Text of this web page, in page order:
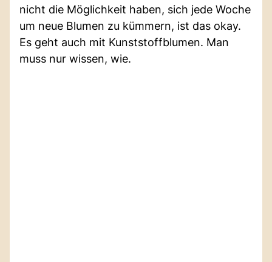
nicht die Möglichkeit haben, sich jede Woche
um neue Blumen zu kümmern, ist das okay.
Es geht auch mit Kunststoffblumen. Man
muss nur wissen, wie.